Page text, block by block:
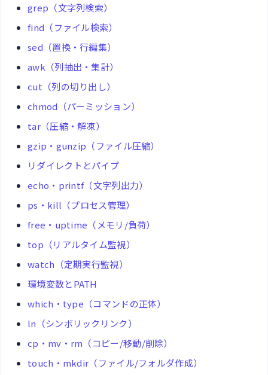
grep（文字列検索）
find（ファイル検索）
sed（置換・行編集）
awk（列抽出・集計）
cut（列の切り出し）
chmod（パーミッション）
tar（圧縮・解凍）
gzip・gunzip（ファイル圧縮）
リダイレクトとパイプ
echo・printf（文字列出力）
ps・kill（プロセス管理）
free・uptime（メモリ/負荷）
top（リアルタイム監視）
watch（定期実行監視）
環境変数とPATH
which・type（コマンドの正体）
ln（シンボリックリンク）
cp・mv・rm（コピー/移動/削除）
touch・mkdir（ファイル/フォルダ作成）